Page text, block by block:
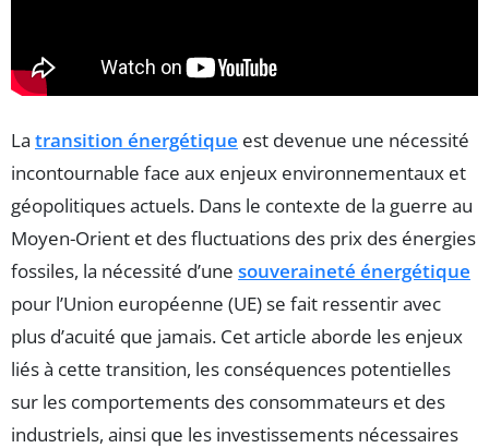
La transition énergétique est devenue une nécessité
incontournable face aux enjeux environnementaux et
géopolitiques actuels. Dans le contexte de la guerre au
Moyen-Orient et des fluctuations des prix des énergies
fossiles, la nécessité d’une souveraineté énergétique
pour l’Union européenne (UE) se fait ressentir avec
plus d’acuité que jamais. Cet article aborde les enjeux
liés à cette transition, les conséquences potentielles
sur les comportements des consommateurs et des
industriels, ainsi que les investissements nécessaires